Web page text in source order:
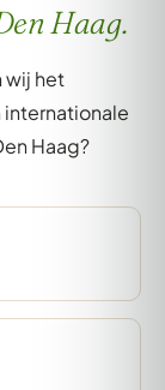
Haag.
wij het
Haag?